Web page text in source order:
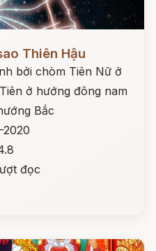
Thiên Hậu
bởi chòm Tiên Nữ ở
ở hướng đông nam
Bắc
2020
đọc